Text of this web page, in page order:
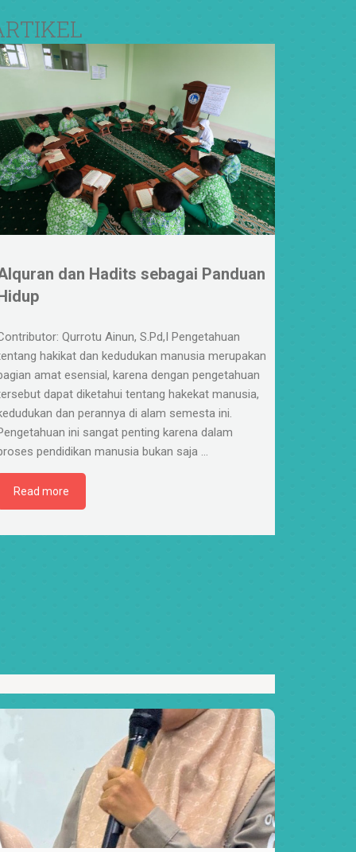
dan Hadits sebagai Panduan
Qurrotu Ainun, S.Pd,I Pengetahuan
hakikat dan kedudukan manusia merupakan
amat esensial, karena dengan pengetahuan
dapat diketahui tentang hakekat manusia,
dan perannya di alam semesta ini.
ini sangat penting karena dalam
pendidikan manusia bukan saja …
Read more